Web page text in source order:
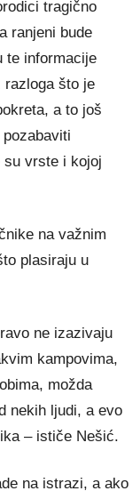
tragično
ranjeni bude
te informacije
što je
a to još
su vrste i kojoj
na važnim
plasiraju u
ne izazivaju
kampovima,
možda
nekih ljudi, a evo
– ističe Nešić.
na istrazi, a ako